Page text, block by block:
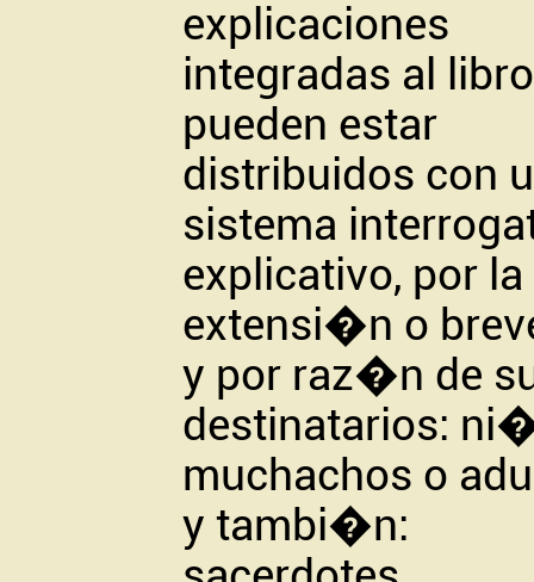
explicaciones
integradas al
pueden estar
distribuidos con
sistema
explicativo, por la
extensi�n o
y por raz�n de
destinatarios:
muchachos o
y tambi�n: